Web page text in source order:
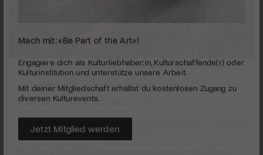
Heute bewegt sich Drag zwischen Popkultur und Performancekunst
Das Luftschiff – Heimsuchung in Drag
PUBLIZIERT AM 24. DEZEMBER 2025
mit Humor, Musik und Imagination ab.
Engagiere dich als Kulturliebhaber:in, Kulturschaffende(r) oder
Kulturinstitution und unterstütze unsere Arbeit.
Mit deiner Mitgliedschaft erhältst du kostenlosen Zugang zu
Jetzt Mitglied werden